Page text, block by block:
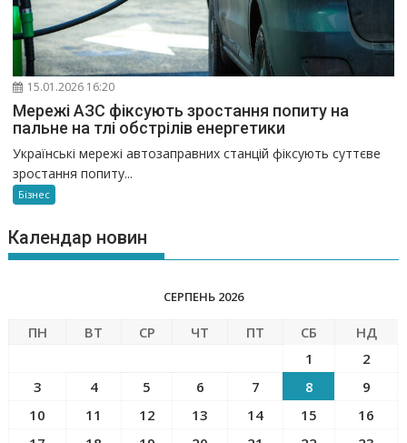
15.01.2026 16:20
Мережі АЗС фіксують зростання попиту на
пальне на тлі обстрілів енергетики
Українські мережі автозаправних станцій фіксують суттєве
зростання попиту...
Бізнес
Календар новин
СЕРПЕНЬ 2026
ПН ВТ СР ЧТ ПТ СБ
НД
1
2
3
4 5 6 7 8
9
10
11 12 13 14 15
16